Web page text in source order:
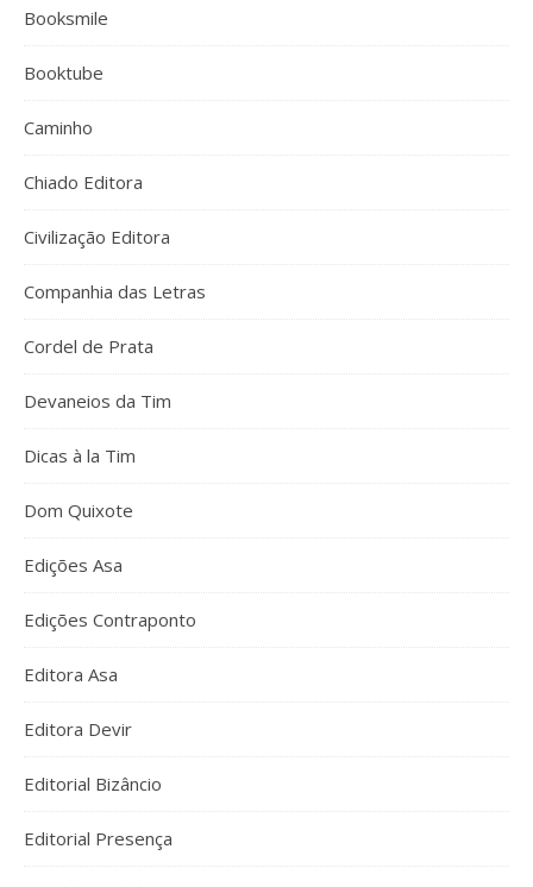
Booksmile
Booktube
Caminho
Chiado Editora
Civilização Editora
Companhia das Letras
Cordel de Prata
Devaneios da Tim
Dicas à la Tim
Dom Quixote
Edições Asa
Edições Contraponto
Editora Asa
Editora Devir
Editorial Bizâncio
Editorial Presença